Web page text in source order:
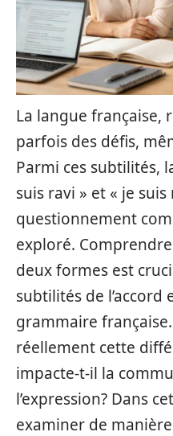
La langue française,
parfois des défis,
Parmi ces subtilités,
suis ravi » et « je
questionnement
exploré.
deux formes est
subtilités de l’accord
grammaire
réellement cette
impacte-t-il la
l’expression? Dans
examiner de